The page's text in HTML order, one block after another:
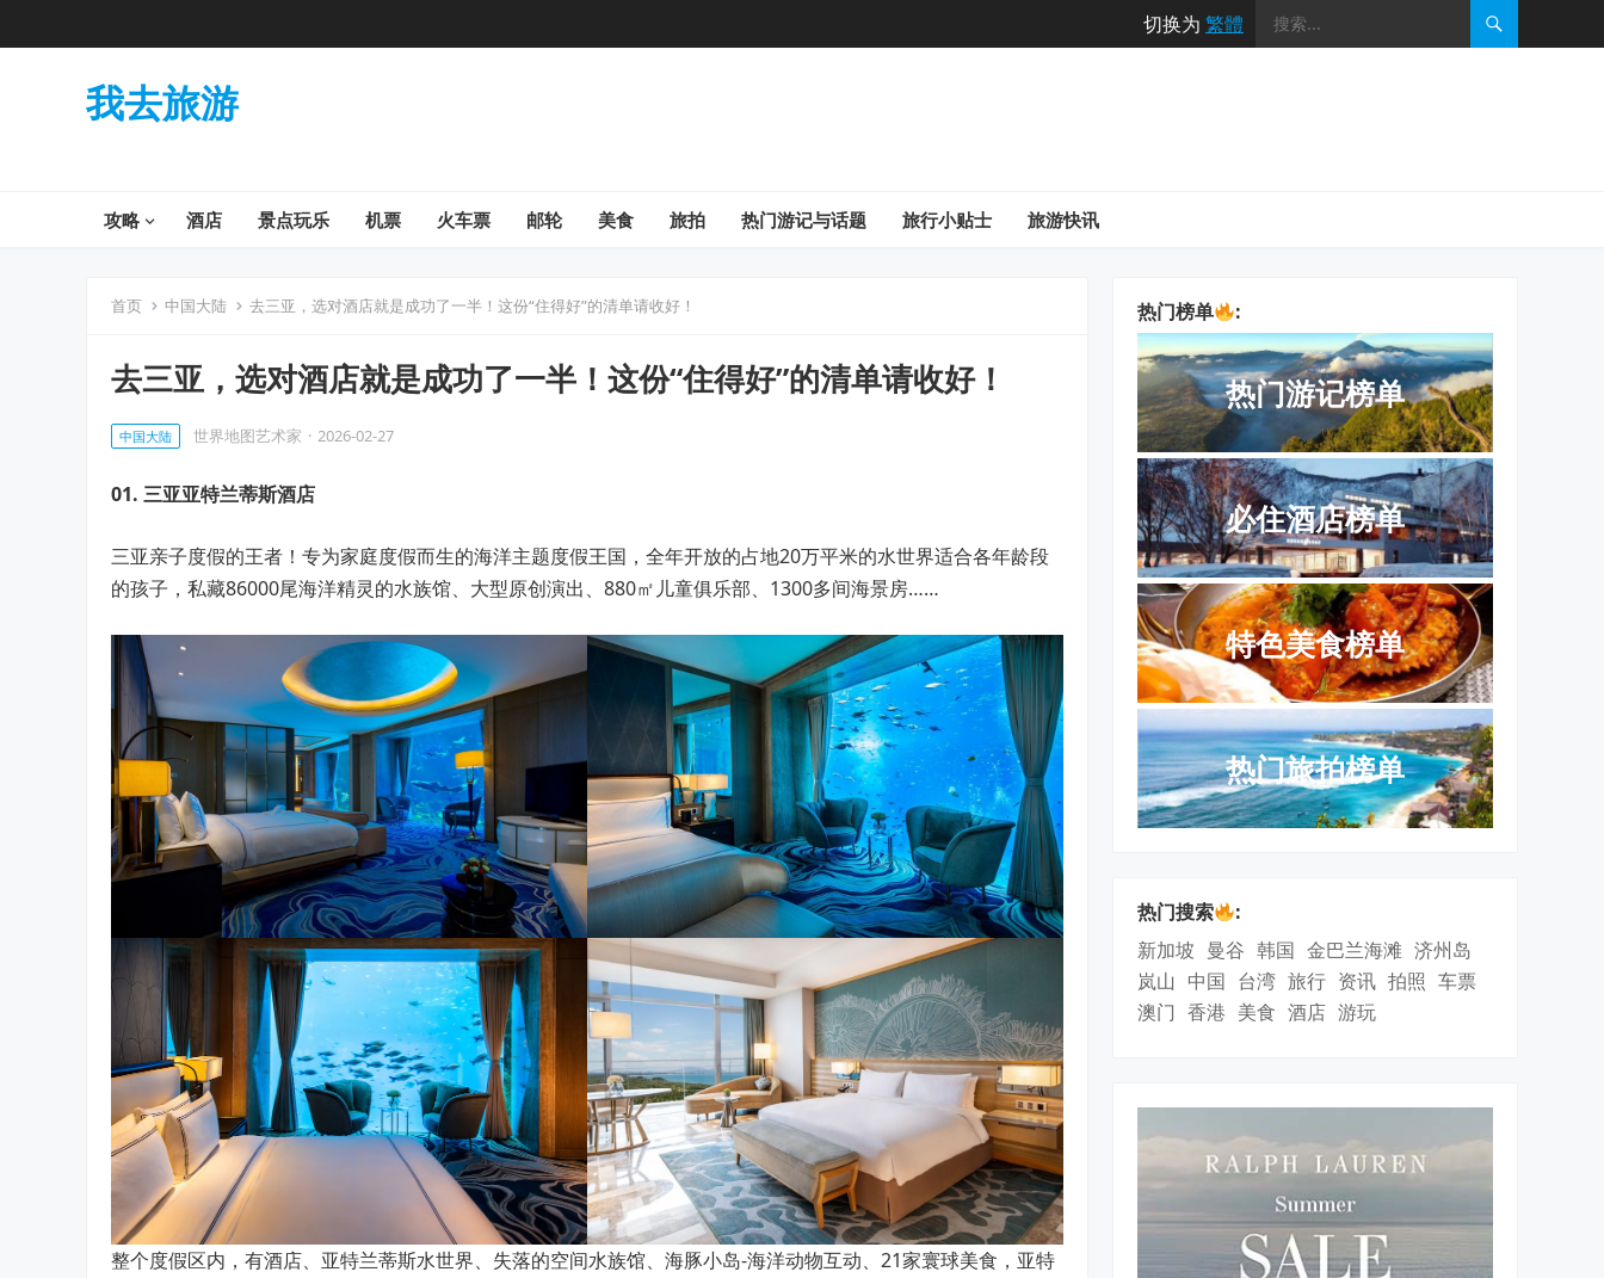
切换为 繁體
我去旅游
攻略 酒店 景点玩乐 机票 火车票 邮轮 美食 旅拍 热门游记与话题 旅行小贴士 旅游快讯
首页 中国大陆 去三亚，选对酒店就是成功了一半！这份“住得好”的清单请收好！
去三亚，选对酒店就是成功了一半！这份“住得好”的清单请收好！
中国大陆 世界地图艺术家 · 2026-02-27
01. 三亚亚特兰蒂斯酒店
三亚亲子度假的王者！专为家庭度假而生的海洋主题度假王国，全年开放的占地20万平米的水世界适合各年龄段
的孩子，私藏86000尾海洋精灵的水族馆、大型原创演出、880㎡儿童俱乐部、1300多间海景房……
整个度假区内，有酒店、亚特兰蒂斯水世界、失落的空间水族馆、海豚小岛-海洋动物互动、21家寰球美食，亚特
热门榜单 :
热门游记榜单
必住酒店榜单
特色美食榜单
热门旅拍榜单
热门搜索
:
新加坡 曼谷 韩国 金巴兰海滩 济州岛
岚山 中国 台湾 旅行 资讯 拍照 车票
澳门 香港 美食 酒店 游玩